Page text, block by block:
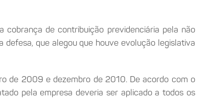
cobrança de contribuição previdenciária pela não
defesa, que alegou que houve evolução legislativa
de 2009 e dezembro de 2010. De acordo com o
pela empresa deveria ser aplicado a todos os